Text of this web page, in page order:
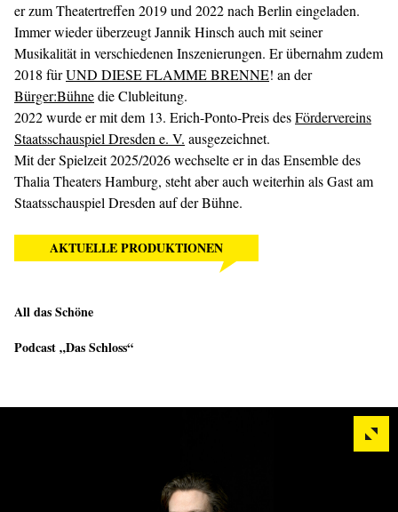
er zum Theatertreffen 2019 und 2022 nach Berlin eingeladen.
Immer wieder überzeugt Jannik Hinsch auch mit seiner
Musikalität in verschiedenen Inszenierungen. Er übernahm zudem
2018 fürUND DIESE FLAMME BRENNE! an der
Bürger:Bühnedie Clubleitung.
2022 wurde er mit dem 13. Erich-Ponto-Preis desFördervereins
Staatsschauspiel Dresden e. V. ausgezeichnet.
Mit der Spielzeit 2025/2026 wechselte er in das Ensemble des
Thalia Theaters Hamburg, steht aber auch weiterhin als Gast am
Staatsschauspiel Dresden auf der Bühne.
AKTUELLE PRODUKTIONEN
All das Schöne
Podcast „Das Schloss“